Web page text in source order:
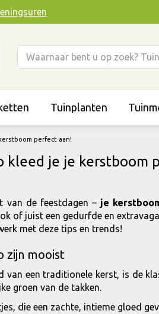
perfect aan!
Tuinplanten
kleed je je kerstboom
van de feestdagen – je
of juist een gedurfde en
met deze tips en trends!
zijn mooist
een traditionele kerst, is de
groen van de takken.
die een zachte, intieme gloed